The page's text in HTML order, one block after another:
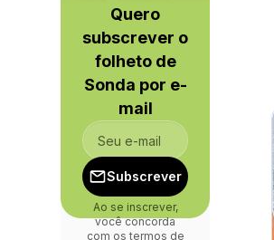
Quero
subscrever o
folheto de
Sonda por e-
mail
Subscrever
Ao se inscrever,
você concorda
com os termos de